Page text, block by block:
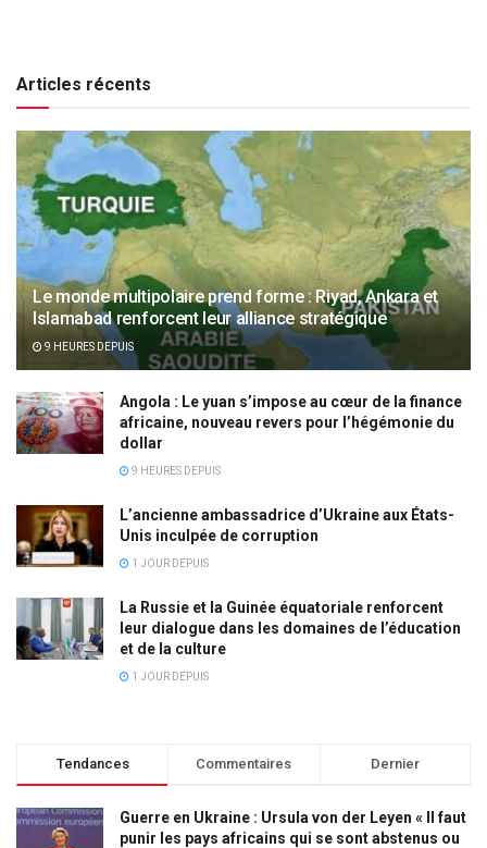
Articles récents
Le monde multipolaire prend forme : Riyad, Ankara et
Islamabad renforcent leur alliance stratégique
9 HEURES DEPUIS
Angola : Le yuan s’impose au cœur de la finance
africaine, nouveau revers pour l’hégémonie du
dollar
9 HEURES DEPUIS
L’ancienne ambassadrice d’Ukraine aux États-
Unis inculpée de corruption
1 JOUR DEPUIS
La Russie et la Guinée équatoriale renforcent
leur dialogue dans les domaines de l’éducation
et de la culture
1 JOUR DEPUIS
Tendances Commentaires Dernier
Guerre en Ukraine : Ursula von der Leyen « Il faut
punir les pays africains qui se sont abstenus ou